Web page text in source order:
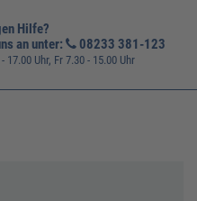
Hilfe?
an unter:
08233 381-123
17.00 Uhr, Fr 7.30 - 15.00 Uhr